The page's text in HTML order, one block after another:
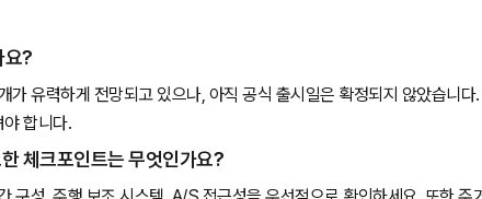
요?
유력하게 전망되고 있으나, 아직 공식 출시일은 확정되지 않았습니다.
합니다.
체크포인트는 무엇인가요?